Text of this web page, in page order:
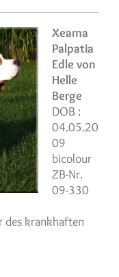
Xeama
Palpatia
Edle von
Helle
Berge
DOB :
04.05.20
09
bicolour
ZB-Nr.
09-330
des krankhaften